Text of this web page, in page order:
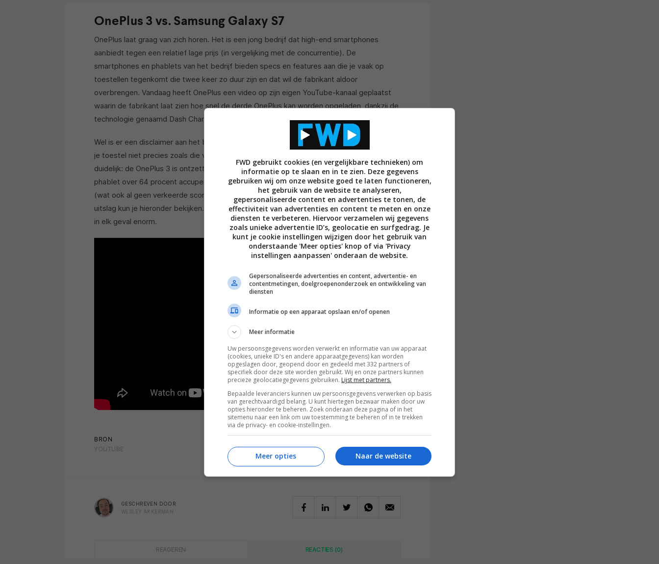
OnePlus 3 vs. Samsung Galaxy S7
OnePlus laat graag van zich horen. Het is een jong bedrijf dat high-end smartphones
aanbiedt tegen een relatief lage prijs (in vergelijking met de concurrentie). De
smartphones en phablets van het bedrijf bieden specs en features aan die je vaak op
toestellen tegenkomt die twee keer zo duur zijn en dat wil de fabrikant aldoor
overbrengen. Vandaag heeft OnePlus een video op zijn eigen YouTube-kanaal geplaatst
waarin de fabrikant laat zien hoe snel de derde OnePlus kan worden opgeladen, dankzij de
technologie genaamd Dash Charge.
Wel is er een disclaimer aan het begin van de video: jouw ervaring kan anders zijn, wanneer
je toestel niet precies zoals die van OnePlus is ingesteld. Desondanks is de boodschap
duidelijk: de OnePlus 3 is ontzettend snel opgeladen. Na dertig minuten beschikt de
phablet over 64 procent accupercentage, terwijl de Galaxy S7 hangt op vijftig procent
(wat ook al geen verkeerde score is). Daarna wordt er nog een test gedaan – en die
uitslag kun je hieronder bekijken. Het feit dat de OnePlus een lagere resolutie heeft, helpt
in elk geval enorm.
BRON
YOUTUBE
GESCHREVEN DOOR
WESLEY AKKERMAN
REAGEREN REACTIES (0)
FWD gebruikt cookies (en vergelijkbare technieken) om
informatie op te slaan en in te zien. Deze gegevens
gebruiken wij om onze website goed te laten functioneren,
het gebruik van de website te analyseren,
gepersonaliseerde content en advertenties te tonen, de
effectiviteit van advertenties en content te meten en onze
diensten te verbeteren. Hiervoor verzamelen wij gegevens
zoals unieke advertentie ID’s, geolocatie en surfgedrag. Je
kunt je cookie instellingen wijzigen door het gebruik van
onderstaande 'Meer opties' knop of via 'Privacy
instellingen aanpassen' onderaan de website.
Gepersonaliseerde advertenties en content, advertentie- en
contentmetingen, doelgroepenonderzoek en ontwikkeling van
diensten
Informatie op een apparaat opslaan en/of openen
Meer informatie
Uw persoonsgegevens worden verwerkt en informatie van uw apparaat
(cookies, unieke ID's en andere apparaatgegevens) kan worden
opgeslagen door, geopend door en gedeeld met 332 partners of
specifiek door deze site worden gebruikt. Wij en onze partners kunnen
precieze geolocatiegegevens gebruiken. Lijst met partners.
Bepaalde leveranciers kunnen uw persoonsgegevens verwerken op basis
van gerechtvaardigd belang. U kunt hiertegen bezwaar maken door uw
opties hieronder te beheren. Zoek onderaan deze pagina of in het
sitemenu naar een link om uw toestemming te beheren of in te trekken
via de privacy- en cookie-instellingen.
Naar de website
Meer opties